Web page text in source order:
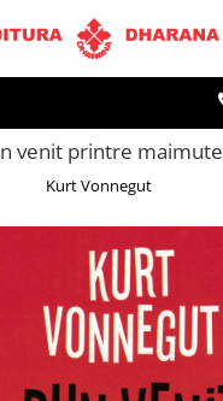
venit printre maimute
Kurt Vonnegut